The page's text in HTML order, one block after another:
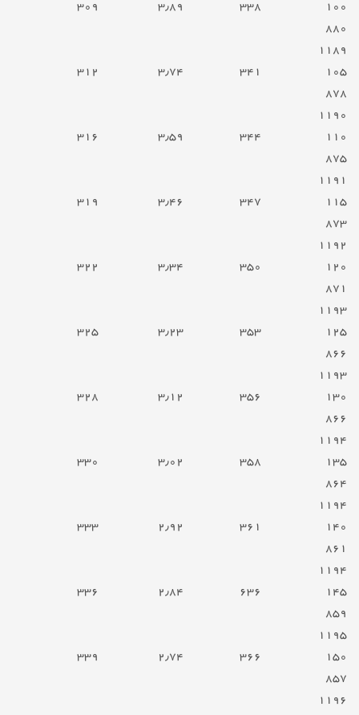
۱۰۰
۳۳۸ ۳٫۸۹
۳۰۹
۸۸۰
۱۱۸۹
۱۰۵
۳۴۱ ۳٫۷۴
۳۱۲
۸۷۸
۱۱۹۰
۱۱۰
۳۴۴ ۳٫۵۹
۳۱۶
۸۷۵
۱۱۹۱
۱۱۵
۳۴۷ ۳٫۴۶
۳۱۹
۸۷۳
۱۱۹۲
۱۲۰
۳۵۰ ۳٫۳۴
۳۲۲
۸۷۱
۱۱۹۳
۱۲۵
۳۵۳ ۳٫۲۳
۳۲۵
۸۶۶
۱۱۹۳
۱۳۰
۳۵۶ ۳٫۱۲
۳۲۸
۸۶۶
۱۱۹۴
۱۳۵
۳۵۸ ۳٫۰۲
۳۳۰
۸۶۴
۱۱۹۴
۱۴۰
۳۶۱ ۲٫۹۲
۳۳۳
۸۶۱
۱۱۹۴
۱۴۵
۶۳۶ ۲٫۸۴
۳۳۶
۸۵۹
۱۱۹۵
۱۵۰
۳۶۶ ۲٫۷۴
۳۳۹
۸۵۷
۱۱۹۶